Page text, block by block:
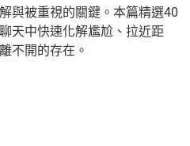
與被重視的關鍵。本篇精選40
天中快速化解尷尬、拉近距
不開的存在。